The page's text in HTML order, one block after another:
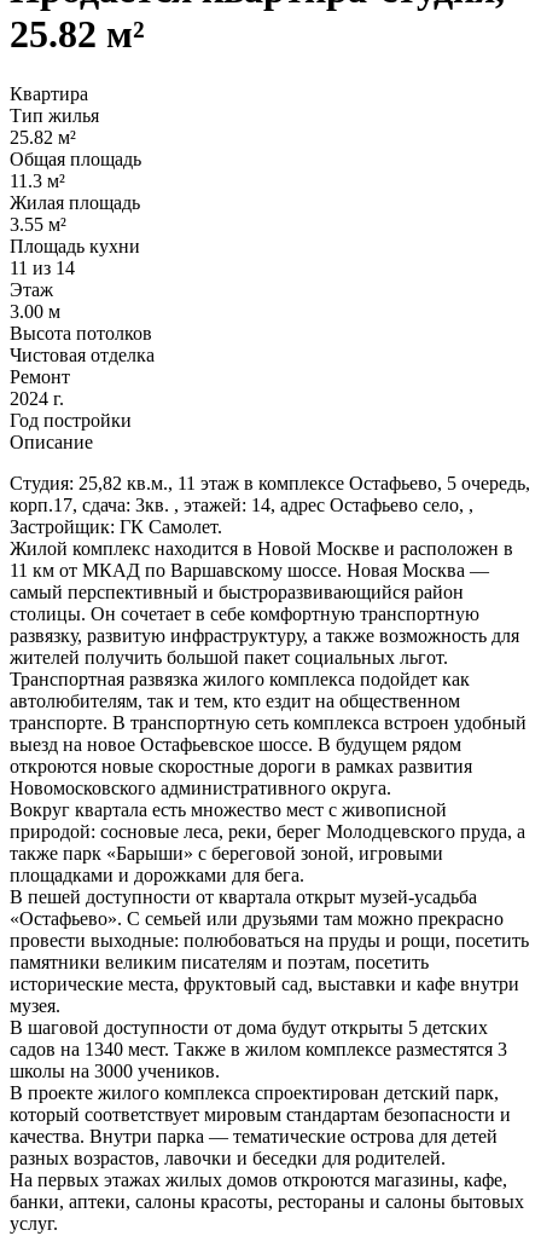
25.82 м²
Квартира
Тип жилья
25.82 м²
Общая площадь
11.3 м²
Жилая площадь
3.55 м²
Площадь кухни
11 из 14
Этаж
3.00 м
Высота потолков
Чистовая отделка
Ремонт
2024 г.
Год постройки
Описание
Студия: 25,82 кв.м., 11 этаж в комплексе Остафьево, 5 очередь,
корп.17, сдача: 3кв. , этажей: 14, адрес Остафьево село, ,
Застройщик: ГК Самолет.
Жилой комплекс находится в Новой Москве и расположен в
11 км от МКАД по Варшавскому шоссе. Новая Москва —
самый перспективный и быстроразвивающийся район
столицы. Он сочетает в себе комфортную транспортную
развязку, развитую инфраструктуру, а также возможность для
жителей получить большой пакет социальных льгот.
Транспортная развязка жилого комплекса подойдет как
автолюбителям, так и тем, кто ездит на общественном
транспорте. В транспортную сеть комплекса встроен удобный
выезд на новое Остафьевское шоссе. В будущем рядом
откроются новые скоростные дороги в рамках развития
Новомосковского административного округа.
Вокруг квартала есть множество мест с живописной
природой: сосновые леса, реки, берег Молодцевского пруда, а
также парк «Барыши» с береговой зоной, игровыми
площадками и дорожками для бега.
В пешей доступности от квартала открыт музей-усадьба
«Остафьево». С семьей или друзьями там можно прекрасно
провести выходные: полюбоваться на пруды и рощи, посетить
памятники великим писателям и поэтам, посетить
исторические места, фруктовый сад, выставки и кафе внутри
музея.
В шаговой доступности от дома будут открыты 5 детских
садов на 1340 мест. Также в жилом комплексе разместятся 3
школы на 3000 учеников.
В проекте жилого комплекса спроектирован детский парк,
который соответствует мировым стандартам безопасности и
качества. Внутри парка — тематические острова для детей
разных возрастов, лавочки и беседки для родителей.
На первых этажах жилых домов откроются магазины, кафе,
банки, аптеки, салоны красоты, рестораны и салоны бытовых
услуг.